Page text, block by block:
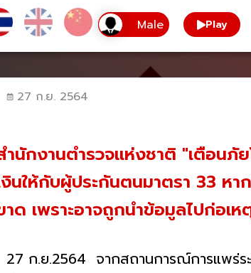
Play
27 ก.ย. 2564
ำนักงานตำรวจแห่งชาติ "เตือนภั
งินให้กับผู้ประกันตนมาตรา 33 ห
าด เพราะอาจถูกนำข้อมูลไปก่อเห
27 ก.ย.2564 จากสถานการณ์การแพร่ร